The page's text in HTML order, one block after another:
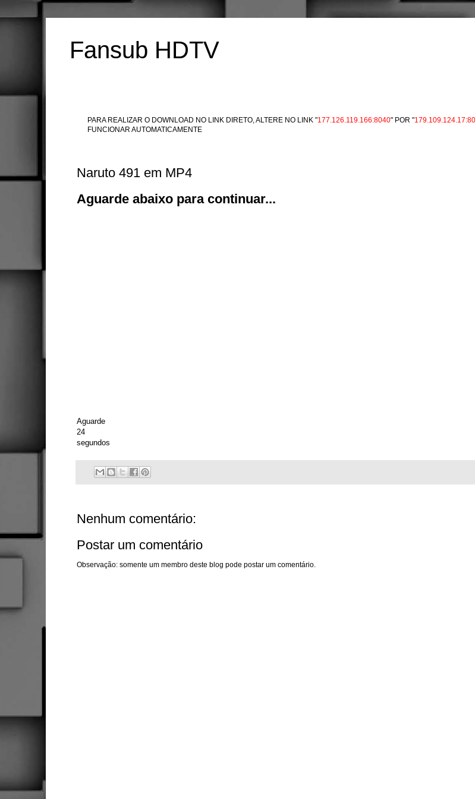
Fansub HDTV
PARA REALIZAR O DOWNLOAD NO LINK DIRETO, ALTERE NO LINK "177.126.119.166:8040" POR "
FUNCIONAR AUTOMATICAMENTE
Naruto 491 em MP4
Aguarde abaixo para continuar...
Aguarde
24
segundos
Nenhum comentário:
Postar um comentário
Observação: somente um membro deste blog pode postar um comentário.